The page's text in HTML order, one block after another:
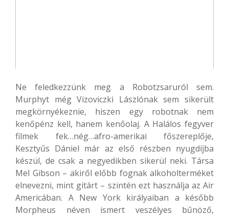
Ne feledkezzünk meg a Robotzsaruról sem.
Murphyt még Vizoviczki Lászlónak sem sikerült
megkörnyékeznie, hiszen egy robotnak nem
kenőpénz kell, hanem kenőolaj. A Halálos fegyver
filmek fek…nég…afro-amerikai főszereplője,
Kesztyűs Dániel már az első részben nyugdíjba
készül, de csak a negyedikben sikerül neki. Társa
Mel Gibson – akiről előbb fognak alkoholterméket
elnevezni, mint gitárt – szintén ezt használja az Air
Americában. A New York királyaiban a később
Morpheus néven ismert veszélyes bűnöző,